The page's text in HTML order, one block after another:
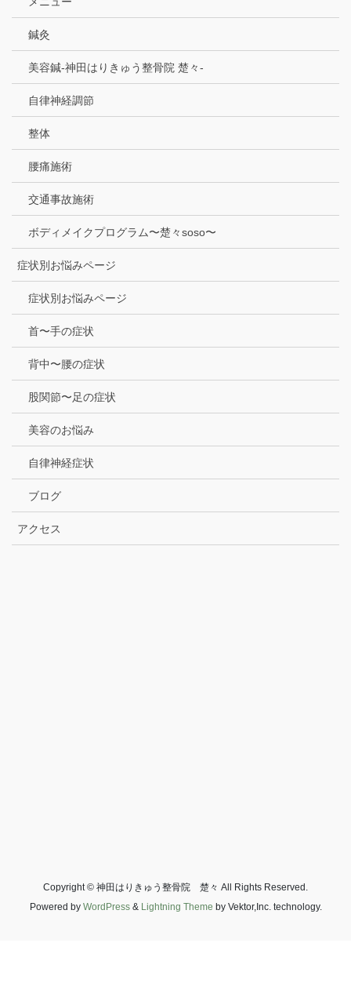
鍼灸
美容鍼-神田はりきゅう整骨院 楚々-
自律神経調節
整体
腰痛施術
交通事故施術
ボディメイクプログラム〜楚々soso〜
症状別お悩みページ
症状別お悩みページ
首〜手の症状
背中〜腰の症状
股関節〜足の症状
美容のお悩み
自律神経症状
ブログ
アクセス
Copyright © 神田はりきゅう整骨院 楚々 All Rights Reserved.
Powered by WordPress& Lightning Theme by Vektor,Inc. technology.